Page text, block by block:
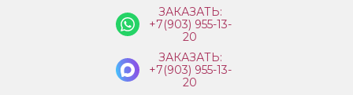
ЗАКАЗАТЬ:
+7(903) 955-13-
20
ЗАКАЗАТЬ:
+7(903) 955-13-
20